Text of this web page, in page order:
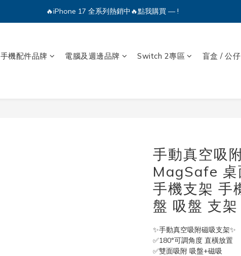
🔥iPhone 17 全系列熱銷中🔥點我購買 — !
💕加入Q哥 Line 新好友領優惠券！🎫
手機配件品牌 電腦及週邊品牌 Switch 2專區 盲盒 / 公
手動真空吸
MagSafe 桌
手機支架 手
盤 吸盤 支
✨手動真空吸附磁吸支架✨
✅180°可調角度 直橫放置
✅雙面吸附 吸盤+磁吸